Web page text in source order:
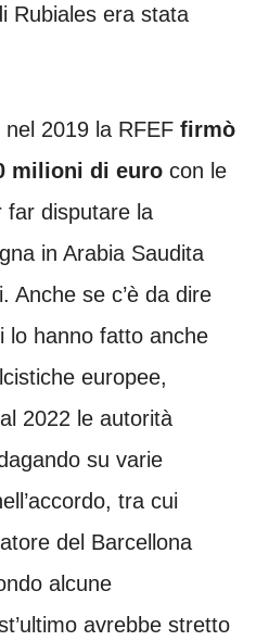
Rubiales era stata
nel 2019 la RFEF firmò
milioni di euro con le
far disputare la
in Arabia Saudita
Anche se c’è da dire
lo hanno fatto anche
europee,
2022 le autorità
su varie
tra cui
del Barcellona
alcune
avrebbe stretto